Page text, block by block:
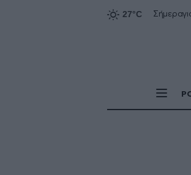
Σήμερα